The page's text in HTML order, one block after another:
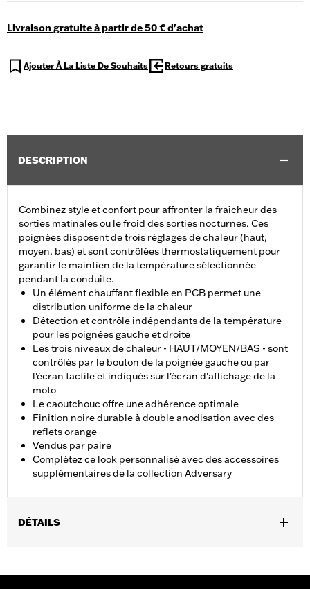
Livraison gratuite à partir de 50 € d'achat
Ajouter À La Liste De Souhaits Retours gratuits
DESCRIPTION
Combinez style et confort pour affronter la fraîcheur des
sorties matinales ou le froid des sorties nocturnes. Ces
poignées disposent de trois réglages de chaleur (haut,
moyen, bas) et sont contrôlées thermostatiquement pour
garantir le maintien de la température sélectionnée
pendant la conduite.
Un élément chauffant flexible en PCB permet une
distribution uniforme de la chaleur
Détection et contrôle indépendants de la température
pour les poignées gauche et droite
Les trois niveaux de chaleur - HAUT/MOYEN/BAS - sont
contrôlés par le bouton de la poignée gauche ou par
l'écran tactile et indiqués sur l'écran d'affichage de la
moto
Le caoutchouc offre une adhérence optimale
Finition noire durable à double anodisation avec des
reflets orange
Vendus par paire
Complétez ce look personnalisé avec des accessoires
supplémentaires de la collection Adversary
DÉTAILS